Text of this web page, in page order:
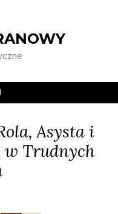
Asysta i
w Trudnych